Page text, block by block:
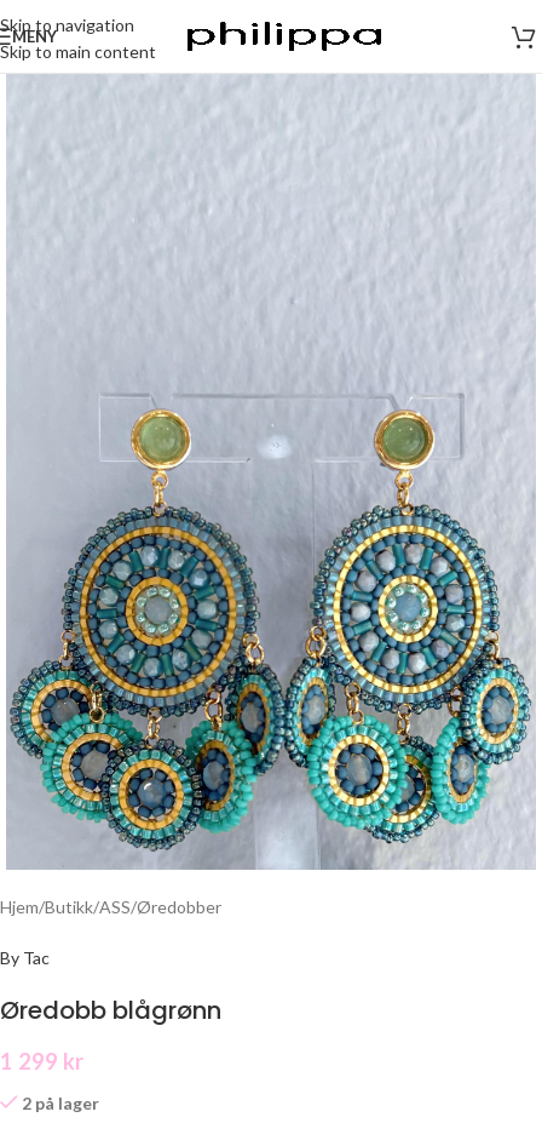
Skip to navigation
Skip to main content
MENY
Hjem/Butikk/ASS/Øredobber
By Tac
Øredobb blågrønn
1 299 kr
2 på lager